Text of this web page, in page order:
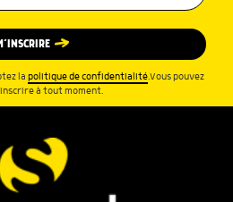
la politique de confidentialité.Vous pouvez
à tout moment.